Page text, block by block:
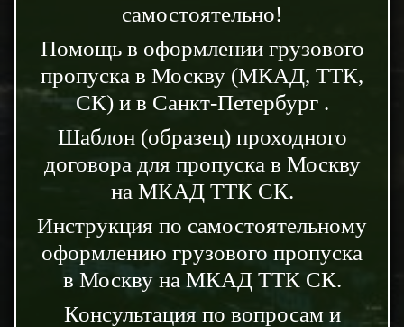
самостоятельно!
Помощь в оформлении грузового
пропуска в Москву (МКАД, ТТК,
СК) и в Санкт-Петербург .
Шаблон (образец) проходного
договора для пропуска в Москву
на МКАД ТТК СК.
Инструкция по самостоятельному
оформлению грузового пропуска
в Москву на МКАД ТТК СК.
Консультация по вопросам и